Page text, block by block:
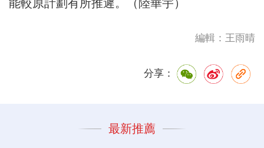
能較原計劃有所推遲。（陸華宇）
編輯：王雨晴
分享：
最新推薦